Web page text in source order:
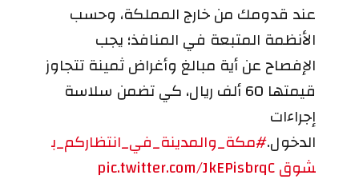
عند قدومك من خارج المملكة، وحسب
الأنظمة المتبعة في المنافذ؛ يجب
الإفصاح عن أية مبالغ وأغراض ثمينة تتجاوز
قيمتها 60 ألف ريال، كي تضمن سلاسة
إجراءات
الدخول.#مكة_والمدينة_في_انتظاركم_ب
شوقpic.twitter.com/JkEPisbrqC